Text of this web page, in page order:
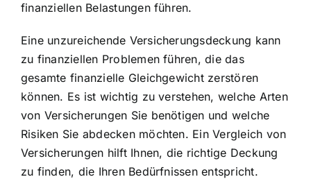
finanziellen Belastungen führen.
Eine unzureichende Versicherungsdeckung kann
zu finanziellen Problemen führen, die das
gesamte finanzielle Gleichgewicht zerstören
können. Es ist wichtig zu verstehen, welche Arten
von Versicherungen Sie benötigen und welche
Risiken Sie abdecken möchten. Ein Vergleich von
Versicherungen hilft Ihnen, die richtige Deckung
zu finden, die Ihren Bedürfnissen entspricht.